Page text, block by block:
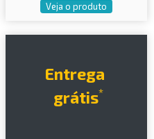
Veja o produto
Entrega
grátis*